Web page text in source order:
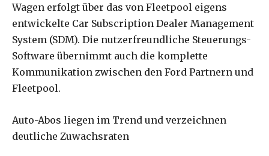
Wagen erfolgt über das von Fleetpool eigens
entwickelte Car Subscription Dealer Management
System (SDM). Die nutzerfreundliche Steuerungs-
Software übernimmt auch die komplette
Kommunikation zwischen den Ford Partnern und
Fleetpool.
Auto-Abos liegen im Trend und verzeichnen
deutliche Zuwachsraten